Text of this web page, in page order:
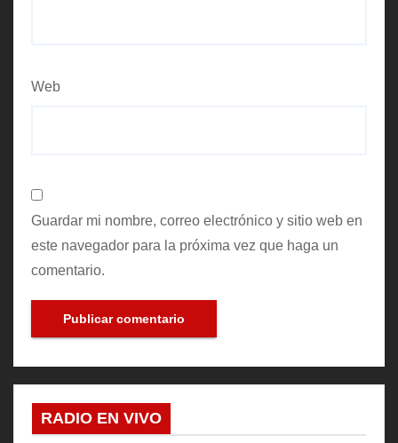
Web
Guardar mi nombre, correo electrónico y sitio web en
este navegador para la próxima vez que haga un
comentario.
RADIO EN VIVO